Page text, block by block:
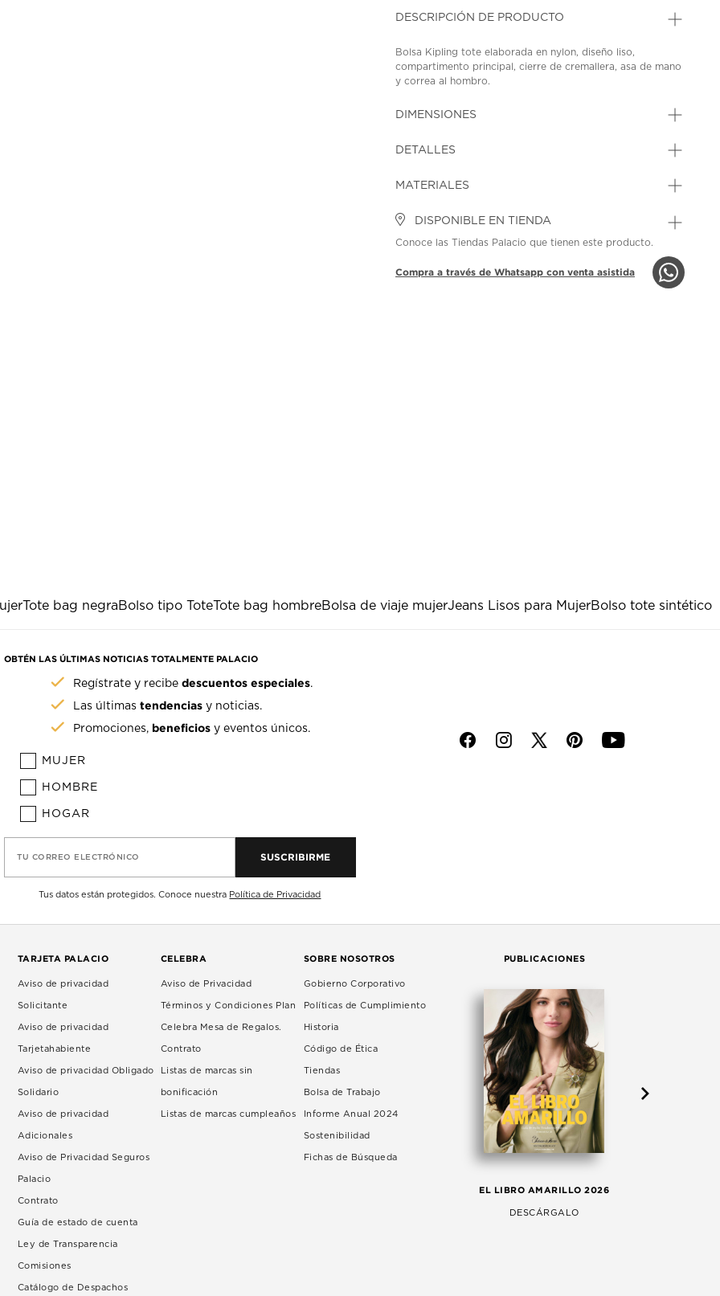
DESCRIPCIÓN DE PRODUCTO
Bolsa Kipling tote elaborada en nylon, diseño liso,
compartimento principal, cierre de cremallera, asa de mano
y correa al hombro.
DIMENSIONES
DETALLES
MATERIALES
DISPONIBLE EN TIENDA
Conoce las Tiendas Palacio que tienen este producto.
Compra a través de Whatsapp con venta asistida
Tote bag negraBolso tipo ToteTote bag hombreBolsa de viaje mujerJeans Lisos para MujerBolso tote sintético
OBTÉN LAS ÚLTIMAS NOTICIAS TOTALMENTE PALACIO
Regístrate y recibedescuentos especiales.
Las últimastendencias y noticias.
Promociones, beneficios y eventos únicos.
MUJER
HOMBRE
HOGAR
TU CORREO ELECTRÓNICO SUSCRIBIRME
Tus datos están protegidos. Conoce nuestra Política de Privacidad
f i p y
TARJETA PALACIO
Aviso de privacidad
Solicitante
Aviso de privacidad
Tarjetahabiente
Aviso de privacidad Obligado
Solidario
Aviso de privacidad
Adicionales
Aviso de Privacidad Seguros
Palacio
Contrato
Guía de estado de cuenta
Ley de Transparencia
Comisiones
Catálogo de Despachos
CELEBRA
Aviso de Privacidad
Términos y Condiciones Plan
Celebra Mesa de Regalos.
Contrato
Listas de marcas sin
bonificación
Listas de marcas cumpleaños
SOBRE NOSOTROS
Gobierno Corporativo
Políticas de Cumplimiento
Historia
Código de Ética
Tiendas
Bolsa de Trabajo
Informe Anual 2024
Sostenibilidad
Fichas de Búsqueda
PUBLICACIONES
EL LIBRO AMARILLO 2026
DESCÁRGALO